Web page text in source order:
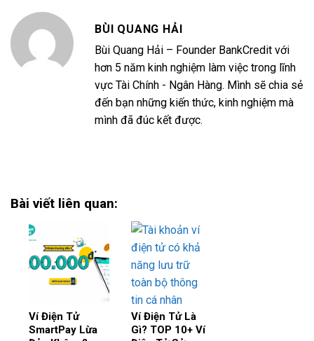
BÙI QUANG HẢI
Bùi Quang Hải – Founder BankCredit với
hơn 5 năm kinh nghiệm làm việc trong lĩnh
vực Tài Chính - Ngân Hàng. Mình sẽ chia sẻ
đến bạn những kiến thức, kinh nghiệm mà
mình đã đúc kết được.
Bài viết liên quan:
Ví Điện Tử
SmartPay Lừa
Ví Điện Tử Là
Gì? TOP 10+ Ví